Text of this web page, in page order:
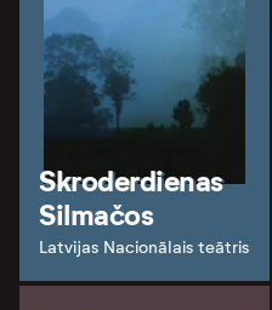
Skroderdienas
Silmačos
Latvijas Nacionālais teātris